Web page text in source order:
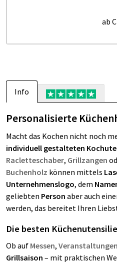
ab
Info
Personalisierte
Macht das Kochen nicht noch
individuell gestalteten
Racletteschaber, Grillzangen
Buchenholz können mittels
Unternehmenslogo, dem
geliebten Person aber auch
werden, das bereitet Ihren
Die besten
Ob auf Messen, Veranstaltungen
Grillsaison – mit praktischen